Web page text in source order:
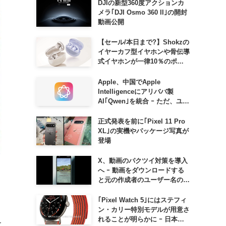
DJIの新型360度アクションカ
メラ｢DJI Osmo 360 II｣の開封
動画公開
【セール/本日まで?】Shokzの
イヤーカフ型イヤホンや骨伝導
式イヤホンが一律10％のポイ
Apple、中国でApple
Intelligenceにアリババ製
AI｢Qwen｣を統合 ｰ ただ、ユー
正式発表を前に｢Pixel 11 Pro
XL｣の実機やパッケージ写真が
登場
X、動画のパクツイ対策を導入
へ ｰ 動画をダウンロードする
と元の作成者のユーザー名の透
｢Pixel Watch 5｣にはステフィ
ン・カリー特別モデルが用意さ
れることが明らかに ｰ 日本で